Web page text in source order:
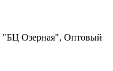
"БЦ Озерная", Оптовый